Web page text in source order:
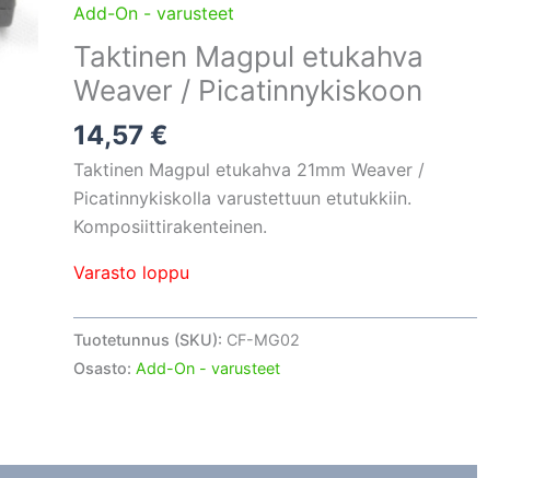
Add-On - varusteet
Taktinen Magpul etukahva
Weaver / Picatinnykiskoon
14,57 €
Taktinen Magpul etukahva 21mm Weaver /
Picatinnykiskolla varustettuun etutukkiin.
Komposiittirakenteinen.
Varasto loppu
Tuotetunnus (SKU): CF-MG02
Osasto: Add-On - varusteet